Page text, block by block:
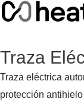
Skip
to
Traza
Traza eléctrica
protección